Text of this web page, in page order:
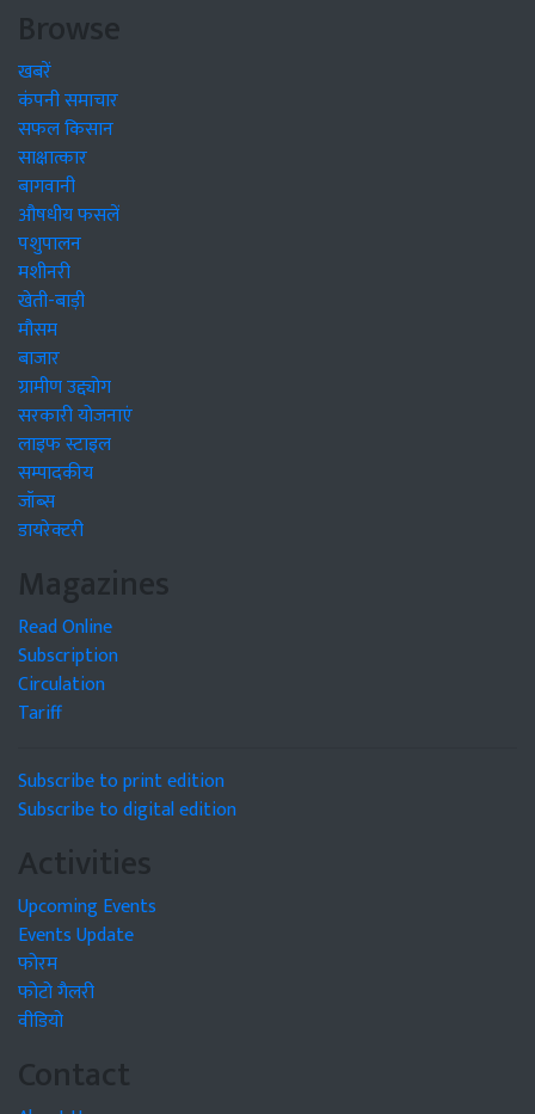
Browse
खबरें
कंपनी समाचार
सफल किसान
साक्षात्कार
बागवानी
औषधीय फसलें
पशुपालन
मशीनरी
खेती-बाड़ी
मौसम
बाजार
ग्रामीण उद्द्योग
सरकारी योजनाएं
लाइफ स्टाइल
सम्पादकीय
जॉब्स
डायरेक्टरी
Magazines
Read Online
Subscription
Circulation
Tariff
Subscribe to print edition
Subscribe to digital edition
Activities
Upcoming Events
Events Update
फोरम
फोटो गैलरी
वीडियो
Contact